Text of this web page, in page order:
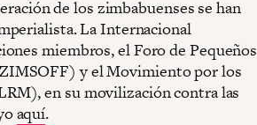
de los zimbabuenses se han
La Internacional
miembros, el Foro de Pequeños
y el Movimiento por los
en su movilización contra las
aquí.